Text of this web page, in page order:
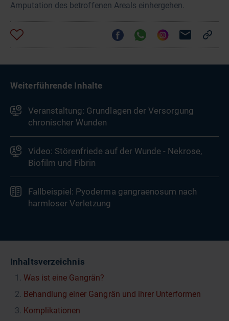
Amputation des betroffenen Areals einhergehen.
Inhaltsverzeichnis
Was ist eine Gangrän?
Behandlung einer Gangrän und ihrer Unterformen
Komplikationen
Weiterführende Inhalte
Veranstaltung: Grundlagen der Versorgung
chronischer Wunden
Video: Störenfriede auf der Wunde - Nekrose,
Biofilm und Fibrin
Fallbeispiel: Pyoderma gangraenosum nach
harmloser Verletzung